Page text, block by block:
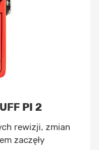
PI 2
rewizji, zmian
zaczęły